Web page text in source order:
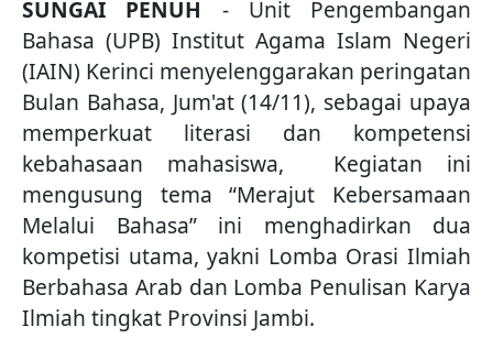
SUNGAI PENUH - Unit Pengembangan
Bahasa (UPB) Institut Agama Islam Negeri
(IAIN) Kerinci menyelenggarakan peringatan
Bulan Bahasa, Jum'at (14/11), sebagai upaya
memperkuat literasi dan kompetensi
kebahasaan mahasiswa, Kegiatan ini
mengusung tema “Merajut Kebersamaan
Melalui Bahasa” ini menghadirkan dua
kompetisi utama, yakni Lomba Orasi Ilmiah
Berbahasa Arab dan Lomba Penulisan Karya
Ilmiah tingkat Provinsi Jambi.